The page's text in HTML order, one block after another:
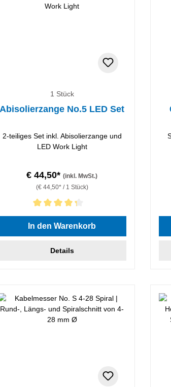
1 Stück
Abisolierzange No.5 LED Set
2-teiliges Set inkl. Abisolierzange und
LED Work Light
€ 44,50*(inkl. MwSt.)
(€ 44,50* / 1 Stück)
Bewertung von 4.33 von 5 Sternen
In den Warenkorb
Details